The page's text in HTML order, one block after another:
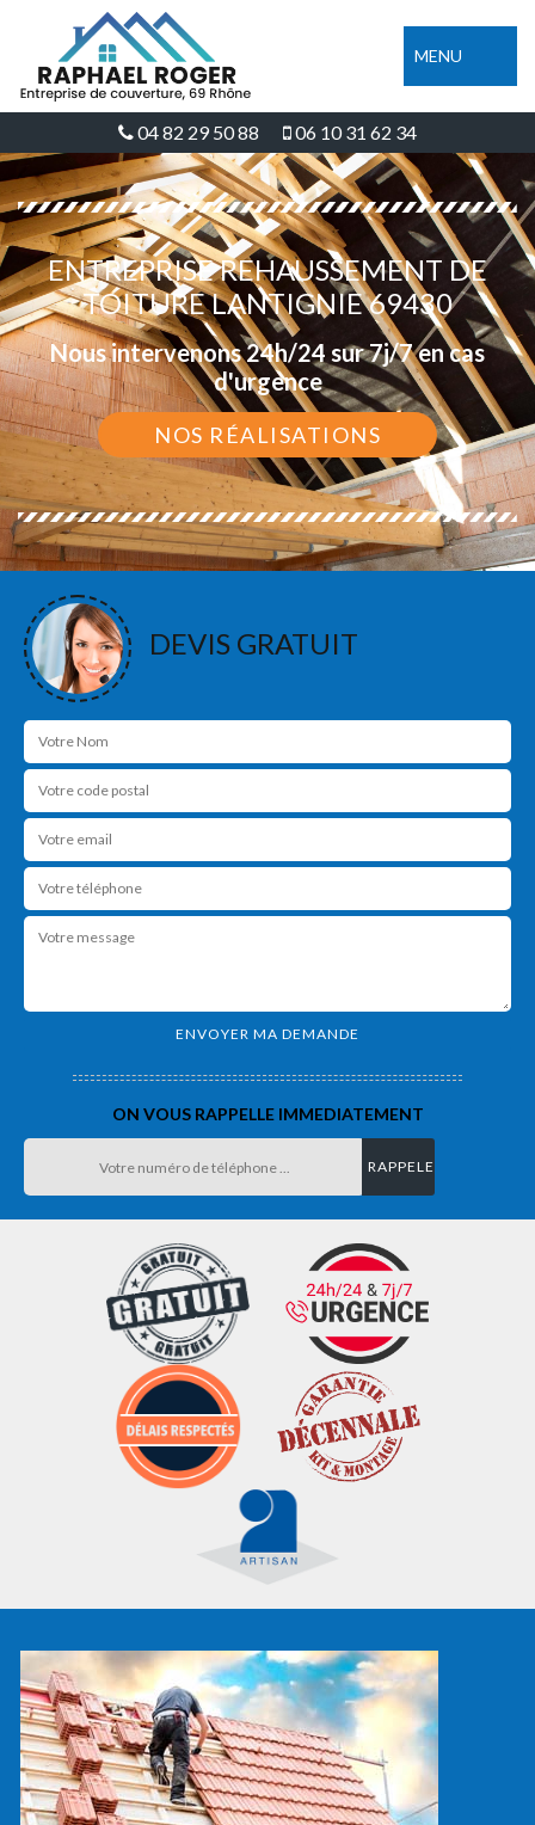
MENU
04 82 29 50 88 06 10 31 62 34
ENTREPRISE REHAUSSEMENT DE
TOITURE LANTIGNIE 69430
Nous intervenons 24h/24 sur 7j/7 en cas
d'urgence
NOS RÉALISATIONS
DEVIS GRATUIT
ON VOUS RAPPELLE IMMEDIATEMENT